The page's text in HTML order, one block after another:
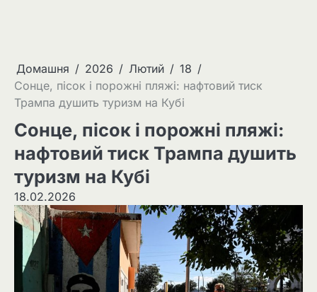
Домашня 2026 Лютий
18
Сонце, пісок і порожні пляжі: нафтовий тиск
Трампа душить туризм на Кубі
Сонце, пісок і порожні пляжі:
нафтовий тиск Трампа душить
туризм на Кубі
18.02.2026